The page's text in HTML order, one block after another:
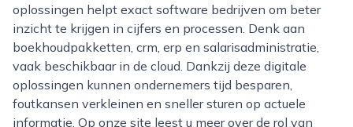
oplossingen helpt exact software bedrijven om beter
inzicht te krijgen in cijfers en processen. Denk aan
boekhoudpakketten, crm, erp en salarisadministratie,
vaak beschikbaar in de cloud. Dankzij deze digitale
oplossingen kunnen ondernemers tijd besparen,
foutkansen verkleinen en sneller sturen op actuele
informatie. Op onze site leest u meer over de rol van